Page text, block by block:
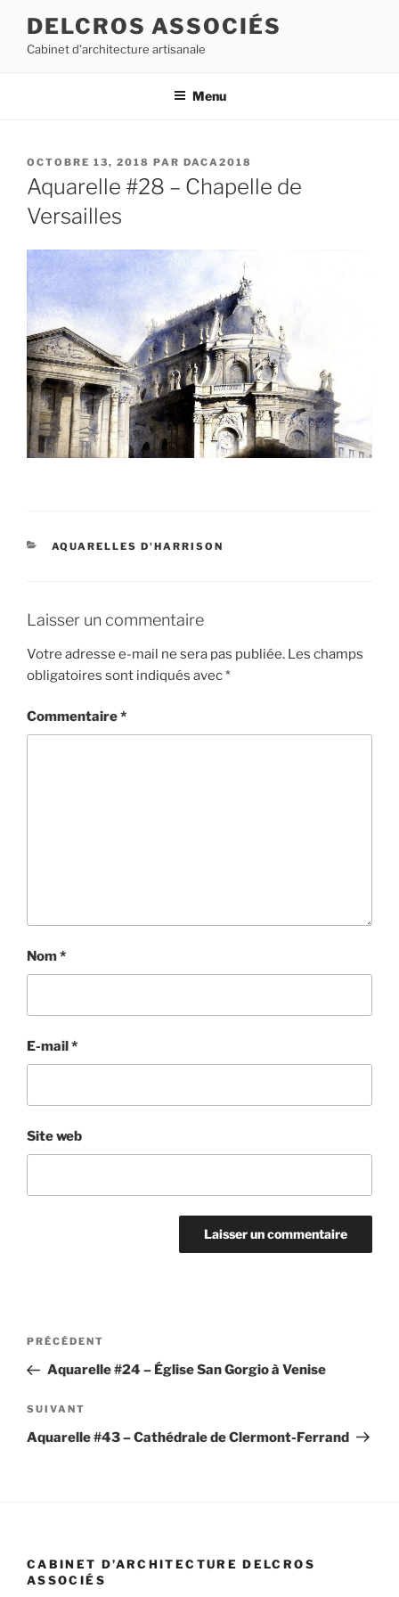
contenu
DELCROS ASSOCIÉS
Cabinet d’architecture artisanale
Menu
PUBLIÉ
LE
OCTOBRE 13, 2018 PAR DACA2018
Aquarelle #28 – Chapelle de
Versailles
CATÉGORIES
AQUARELLES D'HARRISON
Laisser un commentaire
Votre adresse e-mail ne sera pas publiée. Les champs
obligatoires sont indiqués avec*
Commentaire*
Nom*
E-mail*
Site web
Navigation
l’article
Article
précédent
PRÉCÉDENT
Aquarelle #24 – Église San Gorgio à Venise
Article
suivant
SUIVANT
Aquarelle #43 – Cathédrale de Clermont-Ferrand
CABINET D’ARCHITECTURE DELCROS
ASSOCIÉS